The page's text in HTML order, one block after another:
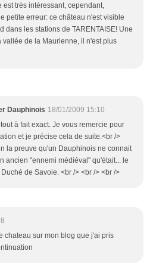
est très intéressant, cependant,
petite erreur: ce château n'est visible
dans les stations de TARENTAISE! Une
vallée de la Maurienne, il n'est plus
Dauphinois 18/01/2009 15:10
à fait exact. Je vous remercie pour
et je précise cela de suite.<br />
la preuve qu'un Dauphinois ne connait
ancien "ennemi médiéval" qu'était... le
de Savoie. <br /> <br /> <br />
chateau sur mon blog que j'ai pris